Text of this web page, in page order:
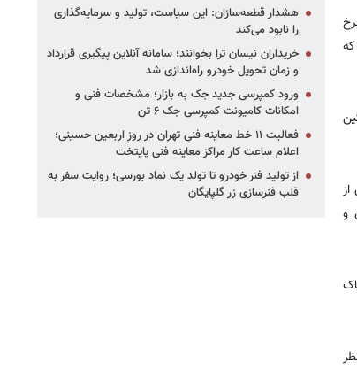
و
هشدار قطعه‌سازان: این سیاست، تولید و سرمایه‌گذاری
را نابود می‌کند
خریداران نیسان ترا بخوانند؛ سامانه آنلاین پیگیری قرارداد
و زمان تحویل خودرو راه‌اندازی شد
ورود کمپرسی جدید جک به بازار؛ مشخصات فنی و
امکانات کامیونت کمپرسی جک ۶ تن
فعالیت ۱۱ خط معاینه فنی تهران در روز اربعین حسینی؛
اعلام ساعت کار مراکز معاینه فنی پایتخت
از تولید فنر خودرو تا تولد یک نماد بورسی؛ روایت سفر به
قلب فنرسازی زر گلپایگان